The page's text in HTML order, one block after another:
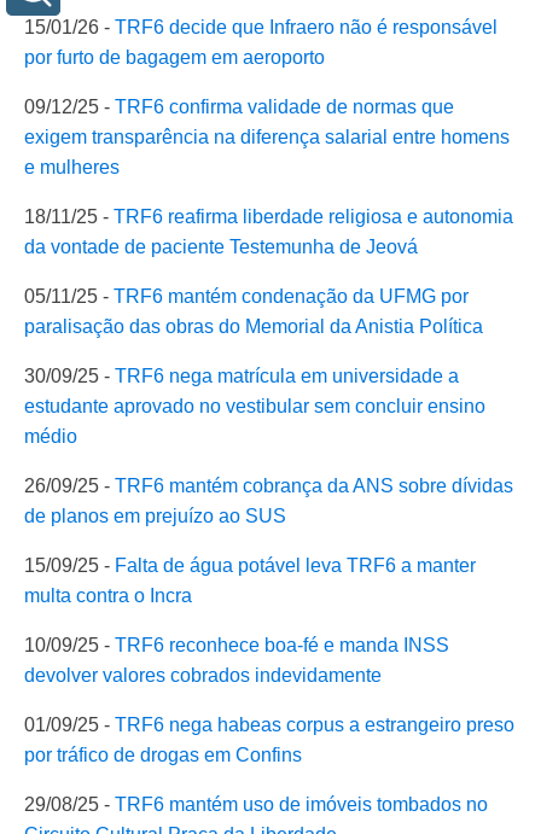
15/01/26 - TRF6 decide que Infraero não é responsável
por furto de bagagem em aeroporto
09/12/25 - TRF6 confirma validade de normas que
exigem transparência na diferença salarial entre homens
e mulheres
18/11/25 - TRF6 reafirma liberdade religiosa e autonomia
da vontade de paciente Testemunha de Jeová
05/11/25 - TRF6 mantém condenação da UFMG por
paralisação das obras do Memorial da Anistia Política
30/09/25 - TRF6 nega matrícula em universidade a
estudante aprovado no vestibular sem concluir ensino
médio
26/09/25 - TRF6 mantém cobrança da ANS sobre dívidas
de planos em prejuízo ao SUS
15/09/25 - Falta de água potável leva TRF6 a manter
multa contra o Incra
10/09/25 - TRF6 reconhece boa-fé e manda INSS
devolver valores cobrados indevidamente
01/09/25 - TRF6 nega habeas corpus a estrangeiro preso
por tráfico de drogas em Confins
29/08/25 - TRF6 mantém uso de imóveis tombados no